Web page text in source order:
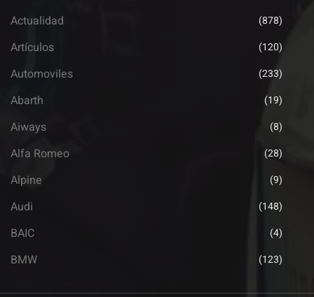
Actualidad (878)
Artículos (120)
Automoviles (233)
Abarth (19)
Aiways (8)
Alfa Romeo (28)
Alpine (9)
Audi (148)
BAIC (4)
BMW (123)